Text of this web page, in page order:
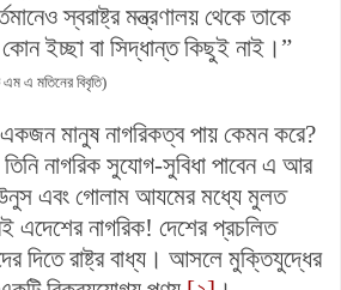
স্বরাষ্ট্র মন্ত্রণালয় থেকে তাকে
ইচ্ছা বা সিদ্ধান্ত কিছুই নাই।”
এম এ মতিনের বিবৃতি)
মানুষ নাগরিকত্ব পায় কেমন করে?
নাগরিক সুযোগ-সুবিধা পাবেন এ আর
এবং গোলাম আযমের মধ্যে মুলত
নাগরিক! দেশের প্রচলিত
দিতে রাষ্ট্র বাধ্য। আসলে মুক্তিযুদ্ধের